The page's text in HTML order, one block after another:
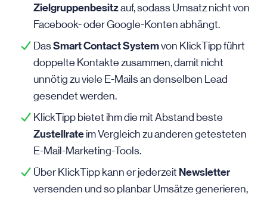
Zielgruppenbesitzauf, sodass Umsatz nicht von
Facebook- oder Google-Konten abhängt.
DasSmart Contact Systemvon KlickTipp führt
doppelte Kontakte zusammen, damit nicht
unnötig zu viele E-Mails an denselben Lead
gesendet werden.
KlickTipp bietet ihm die mit Abstand beste
Zustellrate im Vergleich zu anderen getesteten
E-Mail-Marketing-Tools.
Über KlickTipp kann er jederzeit Newsletter
versenden und so planbar Umsätze generieren,